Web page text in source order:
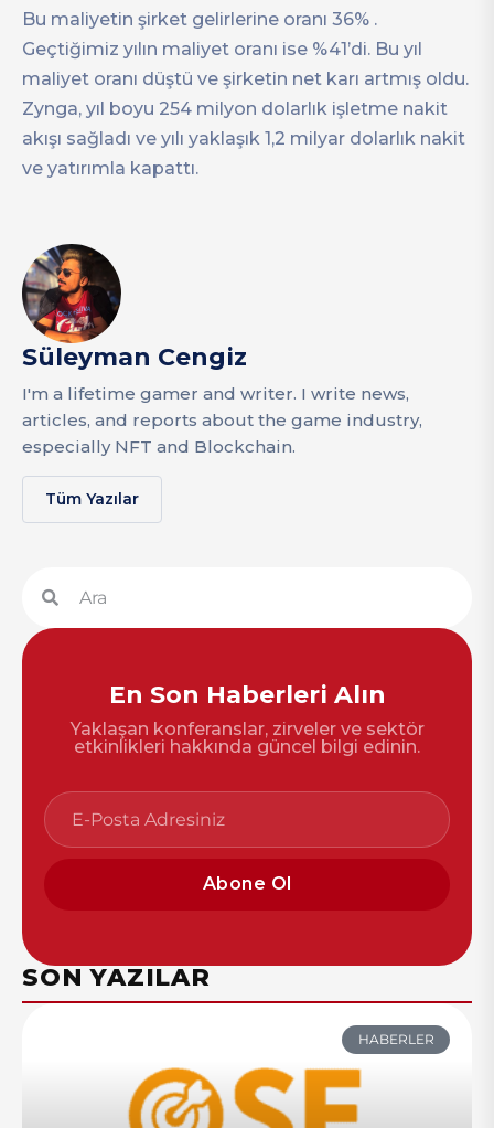
Bu maliyetin şirket gelirlerine oranı 36% .
Geçtiğimiz yılın maliyet oranı ise %41’di. Bu yıl
maliyet oranı düştü ve şirketin net karı artmış oldu.
Zynga, yıl boyu 254 milyon dolarlık işletme nakit
akışı sağladı ve yılı yaklaşık 1,2 milyar dolarlık nakit
ve yatırımla kapattı.
Süleyman Cengiz
I'm a lifetime gamer and writer. I write news,
articles, and reports about the game industry,
especially NFT and Blockchain.
Tüm Yazılar
En Son Haberleri Alın
Yaklaşan konferanslar, zirveler ve sektör
etkinlikleri hakkında güncel bilgi edinin.
Abone Ol
SON YAZILAR
HABERLER